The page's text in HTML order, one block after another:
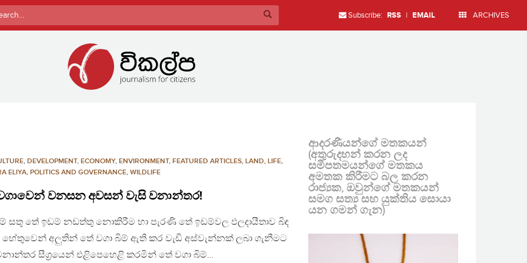
Subscribe: RSS | EMAIL ARCHIVES
, DEVELOPMENT, ECONOMY, ENVIRONMENT, FEATURED ARTICLES, LAND, LIFE,
ELIYA, POLITICS AND GOVERNANCE, WILDLIFE
වනසන අවසන් වැසි වනාන්තර!
සතු තේ ඉඩම් නඩත්තු නොකිරීම හා පැරණි තේ ඉඩම්වල ඵලදායීතාව බිඳ
හේතුවෙන් අලුතින් තේ වගා බිම් ඇති කර වැඩි අස්වැන්නක් ලබා ගැනීමට
සීග්‍රයෙන් එළිපෙහෙළි කරමින් තේ වගා බිම්…
ආදරණීයන්ගේ මතකයන්
(අතුරුදහන් කරන ලද
සමීපතමයන්ගේ මතකය
අමතක කිරීමට බල කරන
රාජ්‍යක, ඔවුන්ගේ මතකයන්
සමග සත්‍ය සහ යුක්තිය සොයා
යන ගමන් ගැන)